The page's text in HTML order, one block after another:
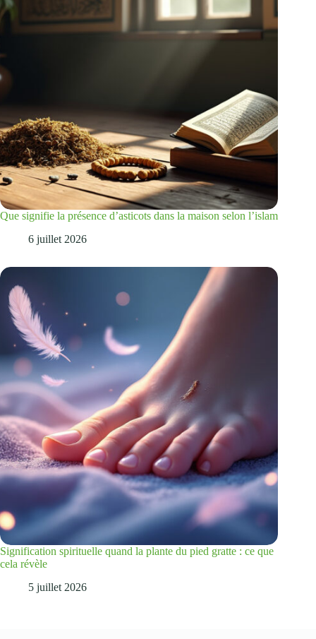
Que signifie la présence d’asticots dans la maison selon l’islam
6 juillet 2026
Signification spirituelle quand la plante du pied gratte : ce que
cela révèle
5 juillet 2026